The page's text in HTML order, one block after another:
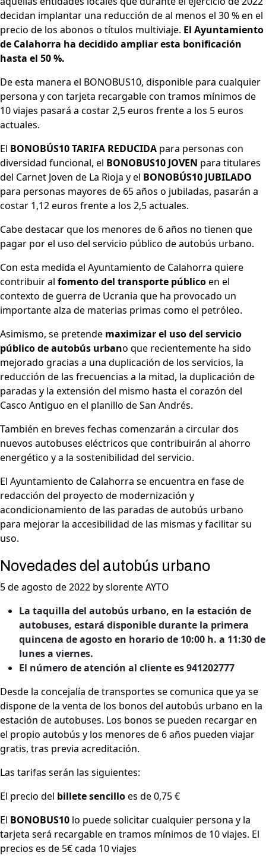
decidan implantar una reducción de al menos el 30 % en el
precio de los abonos o títulos multiviaje. El Ayuntamiento
de Calahorra ha decidido ampliar esta bonificación
hasta el 50 %.
De esta manera el BONOBUS10, disponible para cualquier
persona y con tarjeta recargable con tramos mínimos de
10 viajes pasará a costar 2,5 euros frente a los 5 euros
actuales.
El BONOBÚS10 TARIFA REDUCIDA para personas con
diversidad funcional, el BONOBUS10 JOVEN para titulares
del Carnet Joven de La Rioja y el BONOBÚS10 JUBILADO
para personas mayores de 65 años o jubiladas, pasarán a
costar 1,12 euros frente a los 2,5 actuales.
Cabe destacar que los menores de 6 años no tienen que
pagar por el uso del servicio público de autobús urbano.
Con esta medida el Ayuntamiento de Calahorra quiere
contribuir al fomento del transporte públicoen el
contexto de guerra de Ucrania que ha provocado un
importante alza de materias primas como el petróleo.
Asimismo, se pretende maximizar el uso del servicio
público de autobús urbano que recientemente ha sido
mejorado gracias a una duplicación de los servicios, la
reducción de las frecuencias a la mitad, la duplicación de
paradas y la extensión del mismo hasta el corazón del
Casco Antiguo en el planillo de San Andrés.
También en breves fechas comenzarán a circular dos
nuevos autobuses eléctricos que contribuirán al ahorro
energético y a la sostenibilidad del servicio.
El Ayuntamiento de Calahorra se encuentra en fase de
redacción del proyecto de modernización y
acondicionamiento de las paradas de autobús urbano
para mejorar la accesibilidad de las mismas y facilitar su
uso.
Novedades del autobús urbano
5 de agosto de 2022 by slorente AYTO
La taquilla del autobús urbano, en la estación de
autobuses, estará disponible durante la primera
quincena de agosto en horario de 10:00 h. a 11:30 de
lunes a viernes.
El número de atención al cliente es 941202777
Desde la concejalía de transportes se comunica que ya se
dispone de la venta de los bonos del autobús urbano en la
estación de autobuses. Los bonos se pueden recargar en
el propio autobús y los menores de 6 años pueden viajar
gratis, tras previa acreditación.
Las tarifas serán las siguientes:
El precio del billete sencilloes de 0,75 €
El BONOBUS10 lo puede solicitar cualquier persona y la
tarjeta será recargable en tramos mínimos de 10 viajes. El
precios es de 5€ cada 10 viajes